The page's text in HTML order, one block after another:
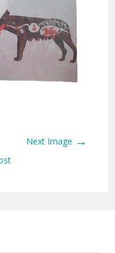
Next Image →